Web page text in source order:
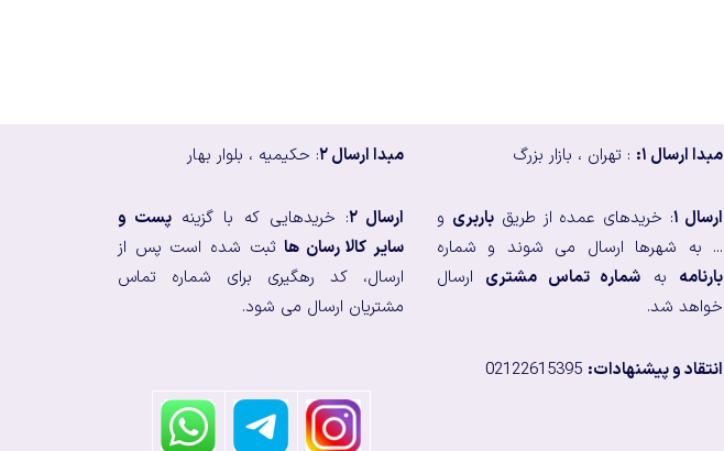
مبدا ارسال ۱: : تهران ، بازار بزرگ مبدا ارسال ۲ : حکیمیه ، بلوار بهار
ارسال ۱ : خریدهای عمده از طریقباربری و
... به شهرها ارسال می شوند و شماره
بارنامه به شماره تماس مشتری ارسال
خواهد شد.
ارسال ۲ : خریدهایی که با گزینه پست و
سایر کالا رسان هاثبت شده است پس از
ارسال، کد رهگیری برای شماره تماس
مشتریان ارسال می شود.
انتقاد و پیشنهادات: